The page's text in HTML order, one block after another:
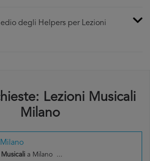
degli Helpers per Lezioni
Lezioni Musicali
Milano
Musicali a Milano ...